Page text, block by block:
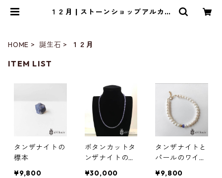
１２月 | ストーンショップアルカイ
HOME 誕生石 １２月
ITEM LIST
タンザナイトの
標本
¥9,800
ボタンカットタ
ンザナイトのネ
¥30,000
タンザナイトと
パールのワイヤ
¥9,800